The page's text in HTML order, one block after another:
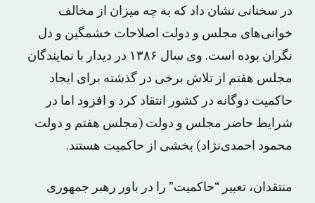
در سخنانی نشان داد که به چه میزان از مخالف
خوانی‌های مجلس و دولت اصلاحات خشمگین و دل
نگران بوده است. وی سال ۱۳۸۶ در دیدار با نمایندگان
مجلس هفتم از تلاش برخی در گذشته برای ایجاد
حاکمیت دوگانه در کشور انتقاد کرد و افزود اما در
شرایط حاضر مجلس و دولت (مجلس هفتم و دولت
محمود احمدی‌نژاد) بخشی از حاکمیت هستند.
منتقدان، تعبیر “حاکمیت” را در باور رهبر جمهوری